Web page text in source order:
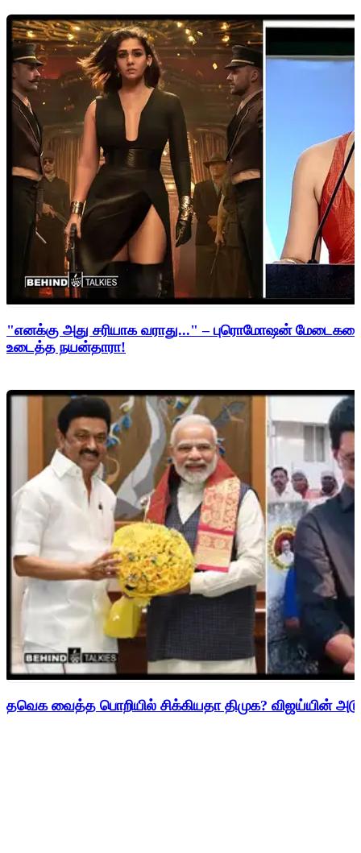
"எனக்கு அது சரியாக வராது..." – புரொமோஷன்
உடைத்த நயன்தாரா!
தவெக வைத்த பொறியில் சிக்கியதா திமுக? விஜய்யின்